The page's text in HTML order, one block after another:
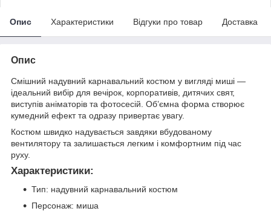
Опис Характеристики Відгуки про товар Доставка
Опис
Смішний надувний карнавальний костюм у вигляді миші —
ідеальний вибір для вечірок, корпоративів, дитячих свят,
виступів аніматорів та фотосесій. Об’ємна форма створює
кумедний ефект та одразу привертає увагу.
Костюм швидко надувається завдяки вбудованому
вентилятору та залишається легким і комфортним під час
руху.
Характеристики:
Тип: надувний карнавальний костюм
Персонаж: миша